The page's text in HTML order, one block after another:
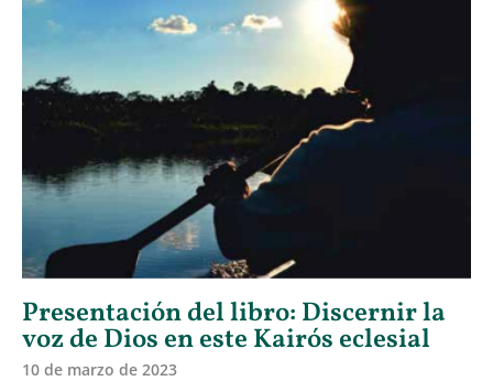
Presentación del libro: Discernir la
voz de Dios en este Kairós eclesial
10 de marzo de 2023